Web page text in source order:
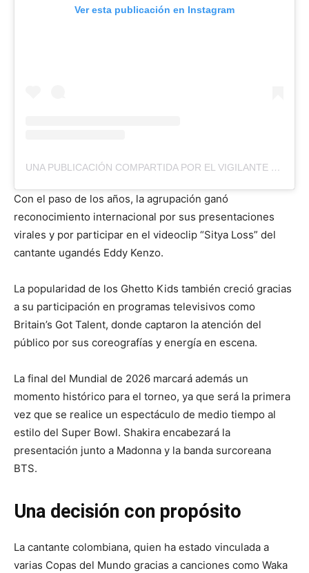
Ver esta publicación en Instagram
UNA PUBLICACIÓN COMPARTIDA POR EL VIGILANTE
Con el paso de los años, la agrupación ganó
reconocimiento internacional por sus presentaciones
virales y por participar en el videoclip “Sitya Loss” del
cantante ugandés Eddy Kenzo.
La popularidad de los Ghetto Kids también creció gracias
a su participación en programas televisivos como
Britain’s Got Talent, donde captaron la atención del
público por sus coreografías y energía en escena.
La final del Mundial de 2026 marcará además un
momento histórico para el torneo, ya que será la primera
vez que se realice un espectáculo de medio tiempo al
estilo del Super Bowl. Shakira encabezará la
presentación junto a Madonna y la banda surcoreana
BTS.
Una decisión con propósito
La cantante colombiana, quien ha estado vinculada a
varias Copas del Mundo gracias a canciones como Waka